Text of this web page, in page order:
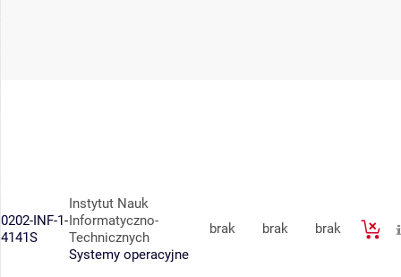
0202-INF-1-
4141S
Instytut Nauk
Informatyczno-
Technicznych
Systemy operacyjne
brak brak brak